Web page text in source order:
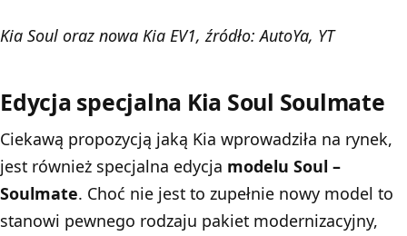
Kia Soul oraz nowa Kia EV1, źródło: AutoYa, YT
Edycja specjalna Kia Soul Soulmate
Ciekawą propozycją jaką Kia wprowadziła na rynek,
jest również specjalna edycja modelu Soul –
Soulmate. Choć nie jest to zupełnie nowy model to
stanowi pewnego rodzaju pakiet modernizacyjny,